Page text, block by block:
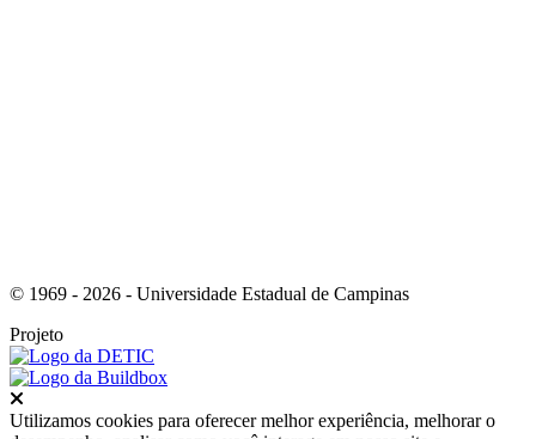
© 1969 - 2026 - Universidade Estadual de Campinas
Projeto
Utilizamos cookies para oferecer melhor experiência, melhorar o